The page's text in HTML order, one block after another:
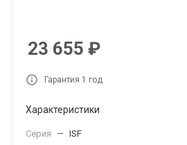
23 655 ₽
Гарантия 1 год
Характеристики
Серия — ISF